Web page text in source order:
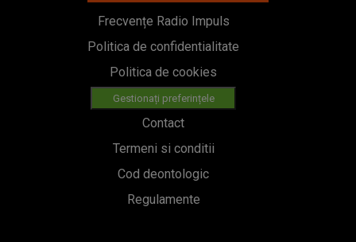
Frecvențe Radio Impuls
Politica de confidentialitate
Politica de cookies
Gestionați preferințele
Contact
Termeni si conditii
Cod deontologic
Regulamente